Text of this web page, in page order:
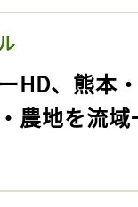
HD、熊本
農地を流